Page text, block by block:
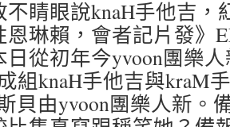
不睛眼說knaH手他吉，
恩琳賴，會者記片發》
日從初年今yvoon團樂
組knaH手他吉與kraM
貝由yvoon團樂人新。